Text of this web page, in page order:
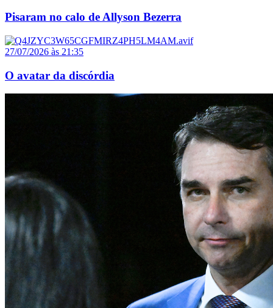
Pisaram no calo de Allyson Bezerra
27/07/2026 às 21:35
O avatar da discórdia